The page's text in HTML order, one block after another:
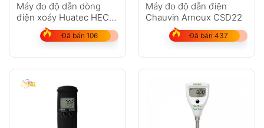
Máy đo độ dẫn dòng
điện xoáy Huatec HEC-
Đã bán 106
Máy đo độ dẫn điện
Chauvin Arnoux CSD22
Đã bán 437